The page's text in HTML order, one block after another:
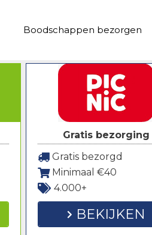
Boodschappen bezorgen
Gratis bezorging
Gratis bezorgd
Minimaal €40
4.000+
BEKIJKEN